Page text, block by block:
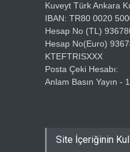
Kuveyt Türk Ankara
IBAN: TR80 0020
Hesap No (TL)
Hesap No(Euro)
KTEFTRISXXX
Posta Çeki Hesabı:
Anlam Basın Yayın -
Site İçeriğinin